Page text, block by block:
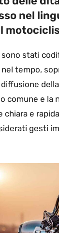
nel
stati
tempo,
diffusione della
comune e la
chiara e
gesti